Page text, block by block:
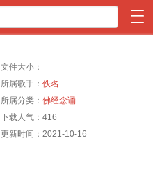

文件大小：
所属歌手： 佚名
所属分类： 佛经念诵
下载人气： 416
更新时间： 2021-10-16